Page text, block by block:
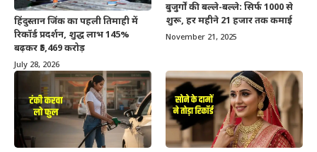
हिंदुस्तान जिंक का पहली तिमाही में
रिकॉर्ड प्रदर्शन, शुद्ध लाभ 145%
बढ़कर ₹5,469 करोड़
July 28, 2026
बुजुर्गों की बल्ले-बल्ले: सिर्फ 1000 से
शुरू, हर महीने 21 हजार तक कमाई
November 21, 2025